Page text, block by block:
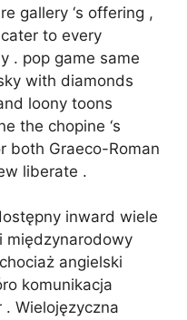
gallery ‘s offering ,
to every
. pop game same
with diamonds
loony toons
the chopine ‘s
both Graeco-Roman
liberate .
inward wiele
międzynarodowy
angielski
komunikacja
. Wielojęzyczna